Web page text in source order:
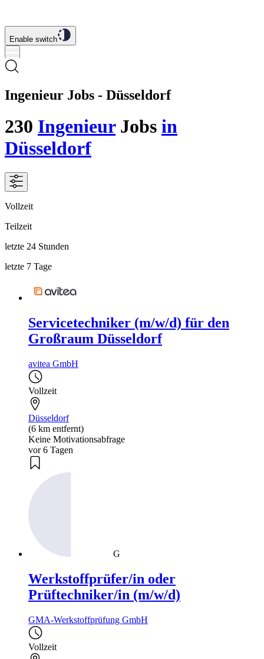
Enable switch
Ingenieur Jobs - Düsseldorf
230 IngenieurJobs in
Düsseldorf
Vollzeit
Teilzeit
letzte 24 Stunden
letzte 7 Tage
Servicetechniker (m/w/d) für den
Großraum Düsseldorf
avitea GmbH
Vollzeit
Düsseldorf
(6 km entfernt)
Keine Motivationsabfrage
vor 6 Tagen
G
Werkstoffprüfer/in oder
Prüftechniker/in (m/w/d)
GMA-Werkstoffprüfung GmbH
Vollzeit